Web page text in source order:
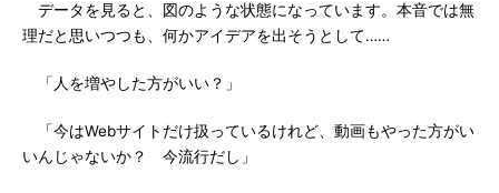
データを見ると、図のような状態になっています。本音では無
理だと思いつつも、何かアイデアを出そうとして……
「人を増やした方がいい？」
「今はWebサイトだけ扱っているけれど、動画もやった方がい
いんじゃないか？ 今流行だし」